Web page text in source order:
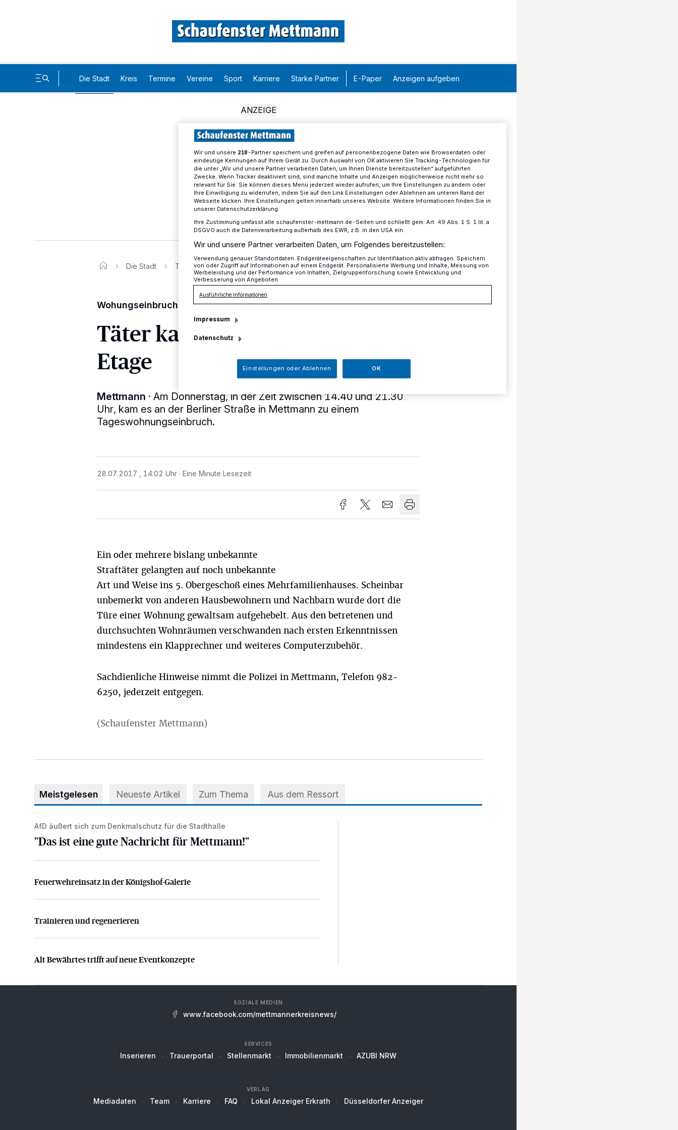
Die Stadt Kreis Termine Vereine Sport Karriere Starke Partner E-Paper Anzeigen aufgeben
Die Stadt Täter kamen bis in die fünfte Etage
Wohungseinbruch an der Berliner Straße
Täter kamen bis in die fünfte
Etage
Mettmann · Am Donnerstag, in der Zeit zwischen 14.40 und 21.30
Uhr, kam es an der Berliner Straße in Mettmann zu einem
Tageswohnungseinbruch.
28.07.2017 , 14:02 Uhr Eine Minute Lesezeit
Ein oder mehrere bislang unbekannte
Straftäter gelangten auf noch unbekannte
Art und Weise ins 5. Obergeschoß eines Mehrfamilienhauses. Scheinbar
unbemerkt von anderen Hausbewohnern und Nachbarn wurde dort die
Türe einer Wohnung gewaltsam aufgehebelt. Aus den betretenen und
durchsuchten Wohnräumen verschwanden nach ersten Erkenntnissen
mindestens ein Klapprechner und weiteres Computerzubehör.
Sachdienliche Hinweise nimmt die Polizei in Mettmann, Telefon 982-
6250, jederzeit entgegen.
(Schaufenster Mettmann)
Meistgelesen Neueste Artikel Zum Thema Aus dem Ressort
"Das ist eine gute Nachricht für Mettmann!"
AfD äußert sich zum Denkmalschutz für die Stadthalle
"Das ist eine gute Nachricht für Mettmann!"
Feuerwehreinsatz in der Königshof-Galerie
Feuerwehreinsatz in der Königshof-Galerie
Trainieren und regenerieren
Trainieren und regenerieren
Alt Bewährtes trifft auf neue Eventkonzepte
Alt Bewährtes trifft auf neue Eventkonzepte
SOZIALE MEDIEN
www.facebook.com/mettmannerkreisnews/
SERVICES
Inserieren Trauerportal Stellenmarkt Immobilienmarkt AZUBI NRW
VERLAG
Mediadaten Team Karriere FAQ Lokal Anzeiger Erkrath Düsseldorfer Anzeiger
Wir und unsere 218-Partner speichern und greifen auf personenbezogene Daten wie Browserdaten oder
eindeutige Kennungen auf Ihrem Gerät zu. Durch Auswahl von OK aktivieren Sie Tracking-Technologien für
die unter „Wir und unsere Partner verarbeiten Daten, um Ihnen Dienste bereitzustellen“ aufgeführten
Zwecke. Wenn Tracker deaktiviert sind, sind manche Inhalte und Anzeigen möglicherweise nicht mehr so
relevant für Sie. Sie können dieses Menü jederzeit wieder aufrufen, um Ihre Einstellungen zu ändern oder
Ihre Einwilligung zu widerrufen, indem Sie auf den Link Einstellungen oder Ablehnen am unteren Rand der
Webseite klicken. Ihre Einstellungen gelten innerhalb unseres Website. Weitere Informationen finden Sie in
unserer Datenschutzerklärung.
Ihre Zustimmung umfasst alle schaufenster-mettmann.de-Seiten und schließt gem. Art. 49 Abs. 1 S. 1 lit. a
DSGVO auch die Datenverarbeitung außerhalb des EWR, z.B. in den USA ein.
Wir und unsere Partner verarbeiten Daten, um Folgendes bereitzustellen:
Verwendung genauer Standortdaten. Endgeräteeigenschaften zur Identifikation aktiv abfragen. Speichern
von oder Zugriff auf Informationen auf einem Endgerät. Personalisierte Werbung und Inhalte, Messung von
Werbeleistung und der Performance von Inhalten, Zielgruppenforschung sowie Entwicklung und
Verbesserung von Angeboten.
Ausführliche Informationen
Impressum
Datenschutz
Einstellungen oder Ablehnen OK